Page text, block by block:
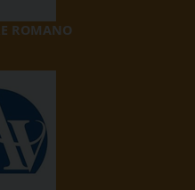
ROMANO